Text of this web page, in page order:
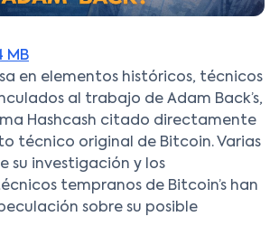
MB
en elementos históricos, técnicos
al trabajo de Adam Back’s,
Hashcash citado directamente
técnico original de Bitcoin. Varias
su investigación y los
tempranos de Bitcoin’s han
sobre su posible